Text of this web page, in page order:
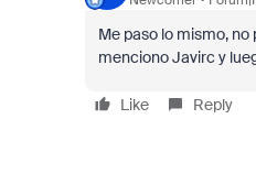
Me paso lo mismo, no
menciono Javirc y
Like Reply